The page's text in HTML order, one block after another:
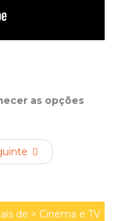
as opções
de > Cinema e TV